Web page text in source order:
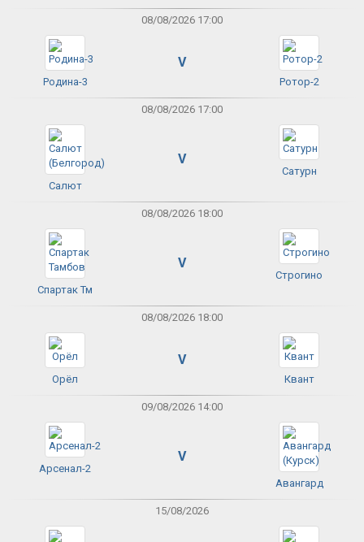
08/08/2026 17:00
Родина-3
V
Ротор-2
08/08/2026 17:00
Салют
V
Сатурн
08/08/2026 18:00
Спартак Тм
V
Строгино
08/08/2026 18:00
Орёл
V
Квант
09/08/2026 14:00
Арсенал-2
V
Авангард
15/08/2026